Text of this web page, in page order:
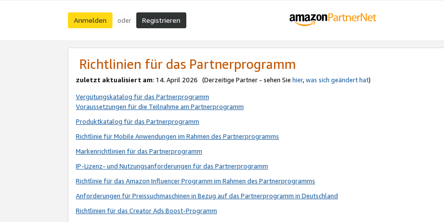
Anmelden oder Registrieren
Richtlinien für das Partnerprogramm
zuletzt aktualisiert am: 14. April 2026 (Derzeitige Partner - sehen Sie hier,was sich geändert hat)
Vergütungskatalog für das Partnerprogramm
Voraussetzungen für die Teilnahme am Partnerprogramm
Produktkatalog für das Partnerprogramm
Richtlinie für Mobile Anwendungen im Rahmen des Partnerprogramms
Markenrichtlinien für das Partnerprogramm
IP-Lizenz- und Nutzungsanforderungen für das Partnerprogramm
Richtlinie für das Amazon Influencer Programm im Rahmen des Partnerprogramms
Anforderungen für Preissuchmaschinen in Bezug auf das Partnerprogramm in Deutschland
Richtlinien für das Creator Ads Boost-Programm